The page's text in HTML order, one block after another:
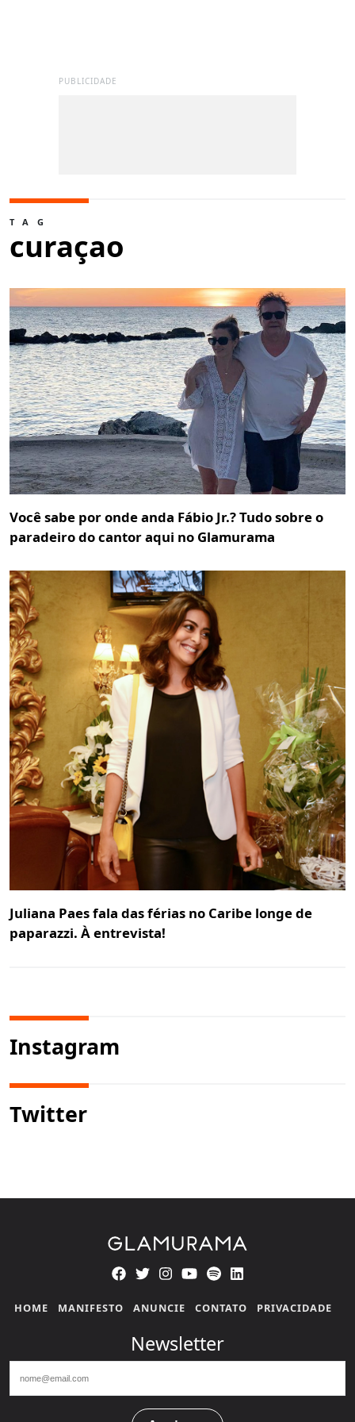
PUBLICIDADE
TAG
curaçao
Você sabe por onde anda Fábio Jr.? Tudo sobre o
paradeiro do cantor aqui no Glamurama
Juliana Paes fala das férias no Caribe longe de
paparazzi. À entrevista!
Instagram
Twitter
HOME MANIFESTO ANUNCIE CONTATO PRIVACIDADE
Newsletter